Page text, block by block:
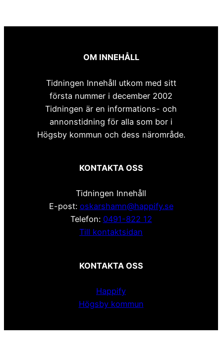
OM INNEHÅLL
Tidningen Innehåll utkom med sitt
första nummer i december 2002
Tidningen är en informations- och
annonstidning för alla som bor i
Högsby kommun och dess närområde.
KONTAKTA OSS
Tidningen Innehåll
E-post: oskarshamn@happify.se
Telefon: 0491-822 12
Till kontaktsidan
KONTAKTA OSS
Happify
Högsby kommun